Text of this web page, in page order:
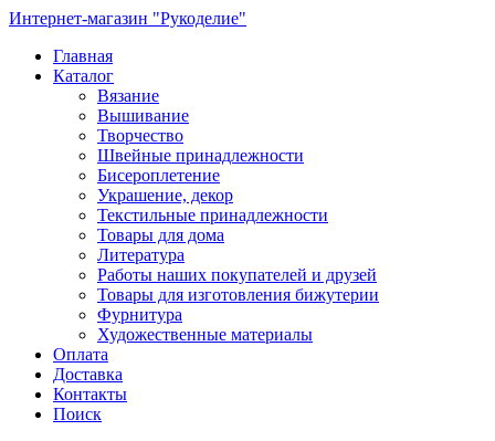
Интернет-магазин "Рукоделие"
Главная
Каталог
Вязание
Вышивание
Творчество
Швейные принадлежности
Бисероплетение
Украшение, декор
Текстильные принадлежности
Товары для дома
Литература
Работы наших покупателей и друзей
Товары для изготовления бижутерии
Фурнитура
Художественные материалы
Оплата
Доставка
Контакты
Поиск